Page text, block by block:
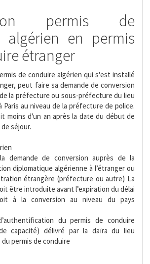
permis de
algérien en permis
étranger
de conduire algérien qui s'est installé
peut faire sa demande de conversion
la préfecture ou sous-préfecture du lieu
Paris au niveau de la préfecture de police.
moins d'un an après la date du début de
séjour.
demande de conversion auprès de la
diplomatique algérienne à l’étranger ou
étrangère (préfecture ou autre) La
être introduite avant l’expiration du délai
à la conversion au niveau du pays
du permis de conduire
capacité) délivré par la daïra du lieu
permis de conduire